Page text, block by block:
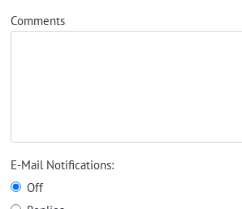
Comments
E-Mail Notifications:
Off